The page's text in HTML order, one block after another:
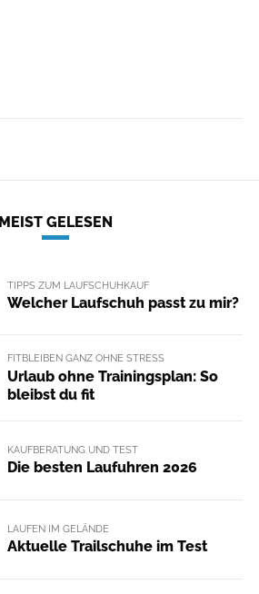
MEIST GELESEN
TIPPS ZUM LAUFSCHUHKAUF
Welcher Laufschuh passt zu mir?
FITBLEIBEN GANZ OHNE STRESS
Urlaub ohne Trainingsplan: So
bleibst du fit
KAUFBERATUNG UND TEST
Die besten Laufuhren 2026
LAUFEN IM GELÄNDE
Aktuelle Trailschuhe im Test